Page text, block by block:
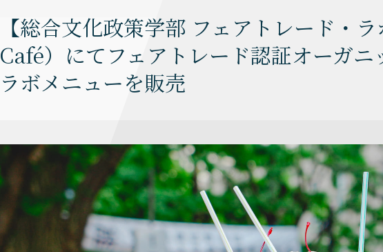
【総合文化政策学部 フェアトレード・
Café）にてフェアトレード認証オーガ
ラボメニューを販売